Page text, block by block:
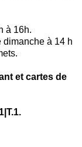
à 16h.
dimanche à 14 h
et cartes de